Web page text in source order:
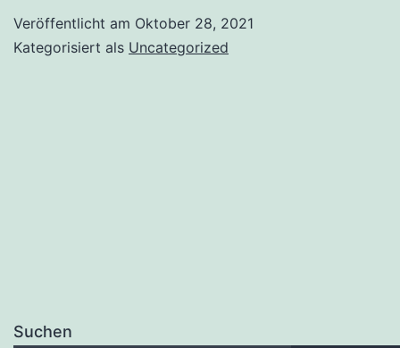
Veröffentlicht am Oktober 28, 2021
Kategorisiert als Uncategorized
Suchen